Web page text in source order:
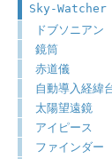
Sky-Watcher
ドブソニアン
鏡筒
赤道儀
自動導入経緯
太陽望遠鏡
アイピース
ファインダー